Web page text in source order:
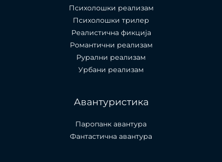
Психолошки реализам
Психолошки трилер
Реалистична фикција
Романтични реализам
Рурални реализам
Урбани реализам
Авантуристика
Паропанк авантура
Фантастична авантура